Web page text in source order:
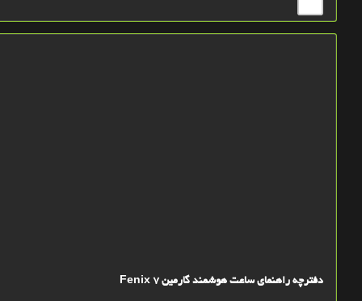
دفترچه راهنمای ساعت هوشمند گارمین Fenix 7